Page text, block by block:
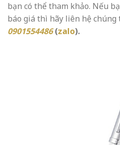
bạn có thể tham khảo. Nếu
báo giá thì hãy liên hệ chúng
0901554486 (zalo).